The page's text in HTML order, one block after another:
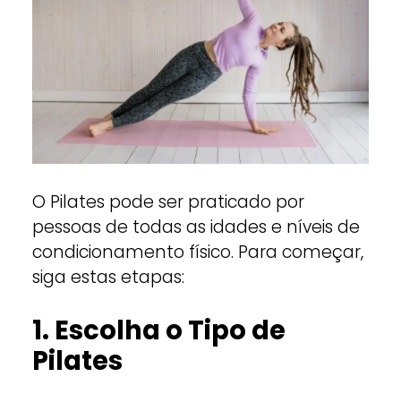
O Pilates pode ser praticado por
pessoas de todas as idades e níveis de
condicionamento físico. Para começar,
siga estas etapas:
1. Escolha o Tipo de
Pilates